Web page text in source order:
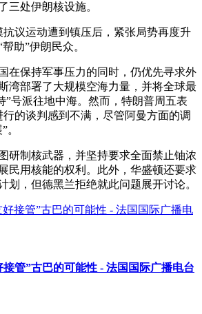
三处伊朗核设施。
议运动遭到镇压后，紧张局势再度升
助”伊朗民众。
在保持军事压力的同时，仍优先寻求外
湾部署了大规模空海力量，并将全球最
”号派往地中海。然而，特朗普周五表
的谈判感到不满，尽管阿曼方面的调
。
研制核武器，并坚持要求全面禁止铀浓
民用核能的权利。此外，华盛顿还要求
划，但德黑兰拒绝就此问题展开讨论。
管”古巴的可能性 - 法国国际广播电台